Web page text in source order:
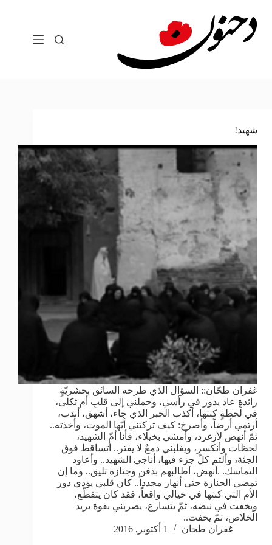
المحتوى
شهيد!
غفران طحّان:: السؤال الذي طرحه السائق بحشريّةٍ
زائدةٍ عاد يدور في رأسي، وحملني إلى قلبِ أم ثكلى،
في لحظةٍ كنتها، أكذب الخبر الذي جاء، أشهق، أندب،
أرتمي أرضاً، وأصرخ: كيف تركتني أيّها الموت، وأخذته..
ثمّ أنهض لأزغرد، وأمشي بخيلاء، فأنا أمّ الشهيد،
لحظات وأنكسر، ويغلبني دمعٌ لا يفتر.. أتساقط فوق
الجثة، وألثم كلّ جزء فيها، أناجي الشهيد.. وأعاود
التماسك. .أنهض، أطالبهم بدفن وجنازة تليق.. وما إن
تمضي الجنازة حتى أنهار مجدداً.. كان قلبي يؤدي دور
الأم التي كنتها في خيالي واقعاً، فقد كان يتقطّع،
ويخفت في نبضه، ثمّ يتسارع، يضربني بقوة يريد
الخلاص، ثمّ يخفت..
غفران طحان
1 أكتوبر, 2016